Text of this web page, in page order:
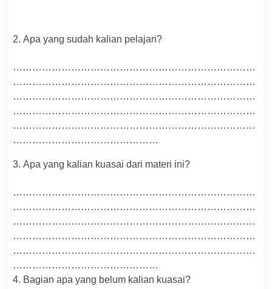
2. Apa yang sudah kalian pelajari?
…………………………………………………………………
…………………………………………………………………
…………………………………………………………………
…………………………………………………………………
…………………………………………………………………
………………………………………
3. Apa yang kalian kuasai dari materi ini?
…………………………………………………………………
…………………………………………………………………
…………………………………………………………………
…………………………………………………………………
…………………………………………………………………
………………………………………
4. Bagian apa yang belum kalian kuasai?